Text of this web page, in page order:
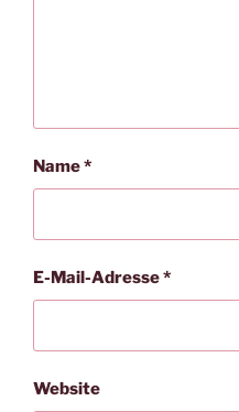
Name*
E-Mail-Adresse*
Website